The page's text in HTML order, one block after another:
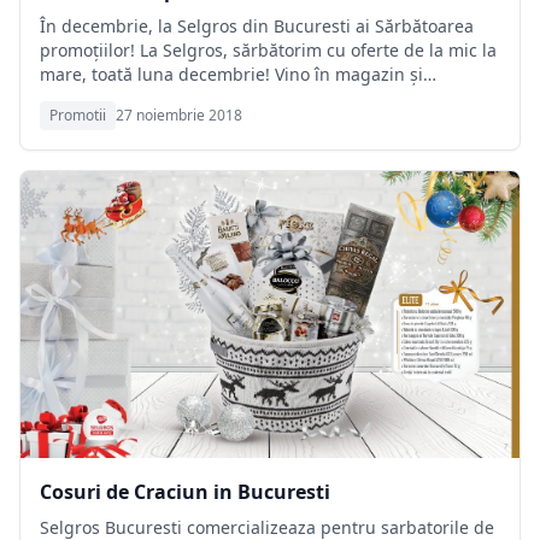
În decembrie, la Selgros din Bucuresti ai Sărbătoarea
promoţiilor! La Selgros, sărbătorim cu oferte de la mic la
mare, toată luna decembrie! Vino în magazin şi
SELGROS - clubul pasionatilor de cumparaturi!
Promotii 27 noiembrie 2018
Cosuri de Craciun in Bucuresti
Selgros Bucuresti comercializeaza pentru sarbatorile de